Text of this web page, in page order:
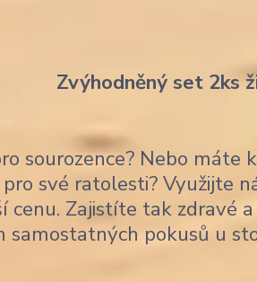
Zvýhodněný set 2ks
sourozence? Nebo máte
své ratolesti? Využijte
cenu. Zajistíte tak zdravé
samostatných pokusů u